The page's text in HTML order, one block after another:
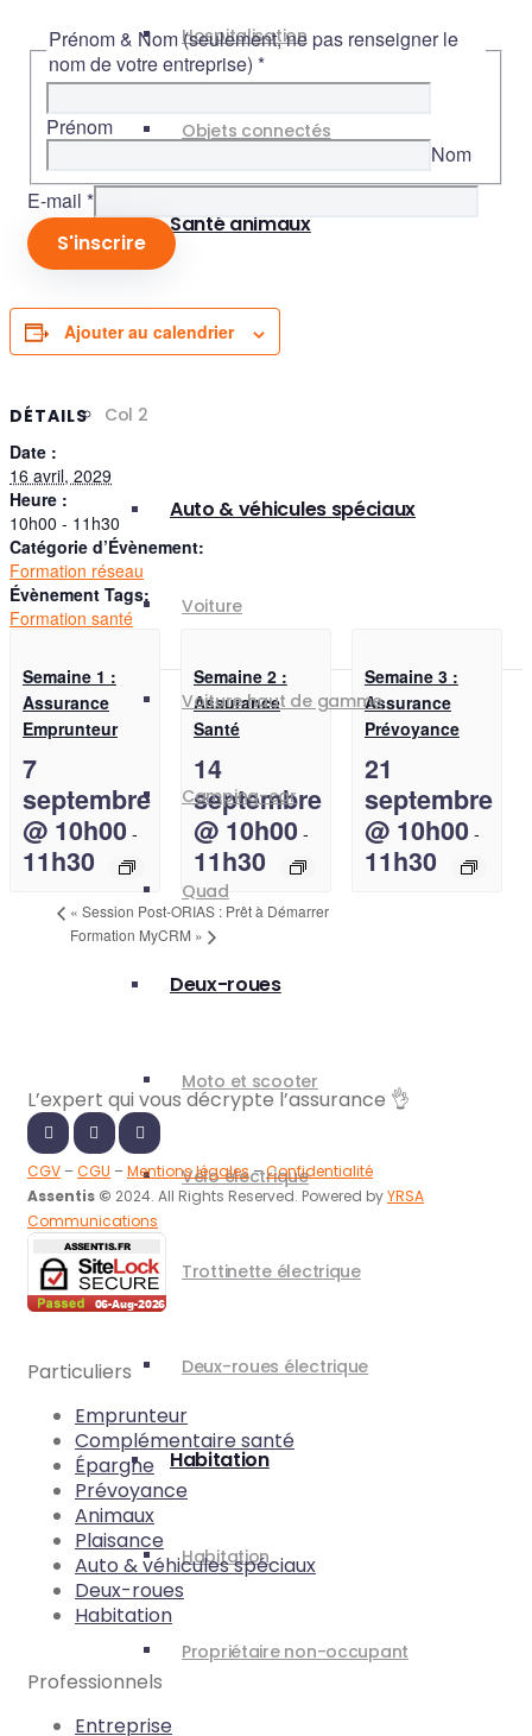
Hospitalisation
Objets connectés
Santé animaux
Plaisance
Col 2
Auto & véhicules spéciaux
Voiture
Voiture haut de gamme
Camping-car
Quad
Deux-roues
Moto et scooter
Vélo électrique
Trottinette électrique
Deux-roues électrique
Habitation
Habitation
Propriétaire non-occupant
Prénom & Nom (seulement, ne pas renseigner le
nom de votre entreprise) *
Prénom
Nom
E-mail *
S'inscrire
Ajouter au calendrier
DÉTAILS
Date :
16 avril, 2029
Heure :
10h00 - 11h30
Catégorie d’Évènement:
Formation réseau
Évènement Tags:
Formation santé
Semaine 1 :
Assurance
Emprunteur
7
septembre
@ 10h00-
11h30
Semaine 2 :
Assurance
Santé
14
septembre
@ 10h00-
11h30
Semaine 3 :
Assurance
Prévoyance
21
septembre
@ 10h00-
11h30
« Session Post-ORIAS : Prêt à Démarrer
Formation MyCRM »
L’expert qui vousdécrypte l’assurance 👌
CGV –CGU –Mentions légales–Confidentialité
Assentis © 2024. All Rights Reserved. Powered byYRSA
Communications
Particuliers
Emprunteur
Complémentaire santé
Épargne
Prévoyance
Animaux
Plaisance
Auto & véhicules spéciaux
Deux-roues
Habitation
Professionnels
Entreprise